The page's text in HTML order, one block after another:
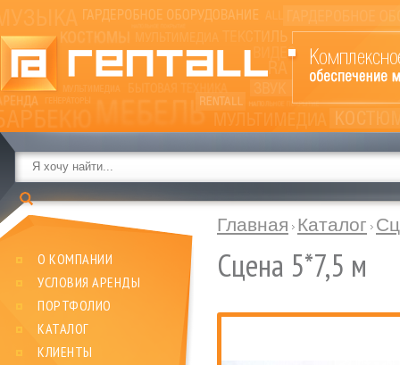
О КОМПАНИИ
УСЛОВИЯ АРЕНДЫ
ПОРТФОЛИО
КАТАЛОГ
КЛИЕНТЫ
Главная Каталог
Сцена 5*7,5 м